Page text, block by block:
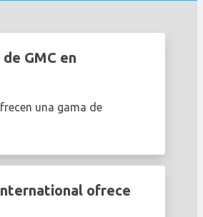
GMC en
una gama de
ofrece